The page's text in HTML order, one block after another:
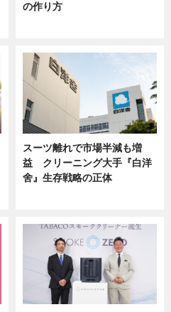
の作り方
スーツ離れで市場半減も増
益 クリーニング大手『白洋
舍』生存戦略の正体